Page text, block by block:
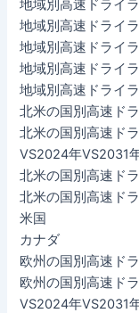
地域別高速ドライ
地域別高速ドライ
地域別高速ドライ
地域別高速ドライ
地域別高速ドライ
北米の国別高速ド
北米の国別高速ド
VS2024年VS2031
北米の国別高速ド
北米の国別高速ド
米国
カナダ
欧州の国別高速ド
欧州の国別高速ド
VS2024年VS2031